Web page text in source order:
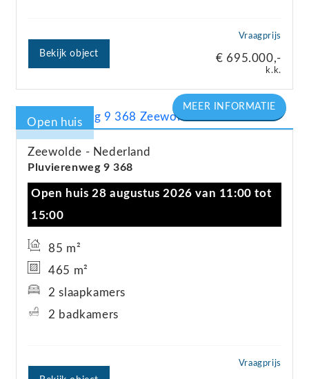
Vraagprijs
€ 695.000,-
k.k.
Bekijk object
Open huis
Pluvierenweg 9 368
Zeewolde Nederland
Vraagprijs
Open huis 28 augustus 2026 van 11:00 tot
15:00
85 m²
465 m²
2 slaapkamers
2 badkamers